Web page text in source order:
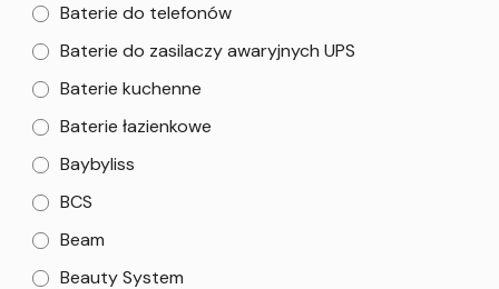
Baterie do telefonów
Baterie do zasilaczy awaryjnych UPS
Baterie kuchenne
Baterie łazienkowe
Baybyliss
BCS
Beam
Beauty System